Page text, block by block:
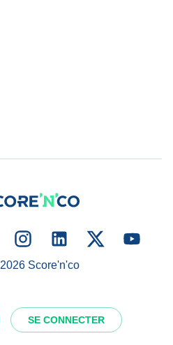
SE CONNECTER
2026Score'n'co